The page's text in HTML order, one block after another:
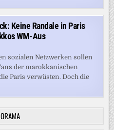
Keine Randale in Paris
WM-Aus
sozialen Netzwerken sollen
der marokkanischen
Paris verwüsten. Doch die